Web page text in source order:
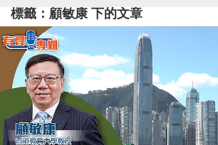
標籤：顧敏康 下的文章